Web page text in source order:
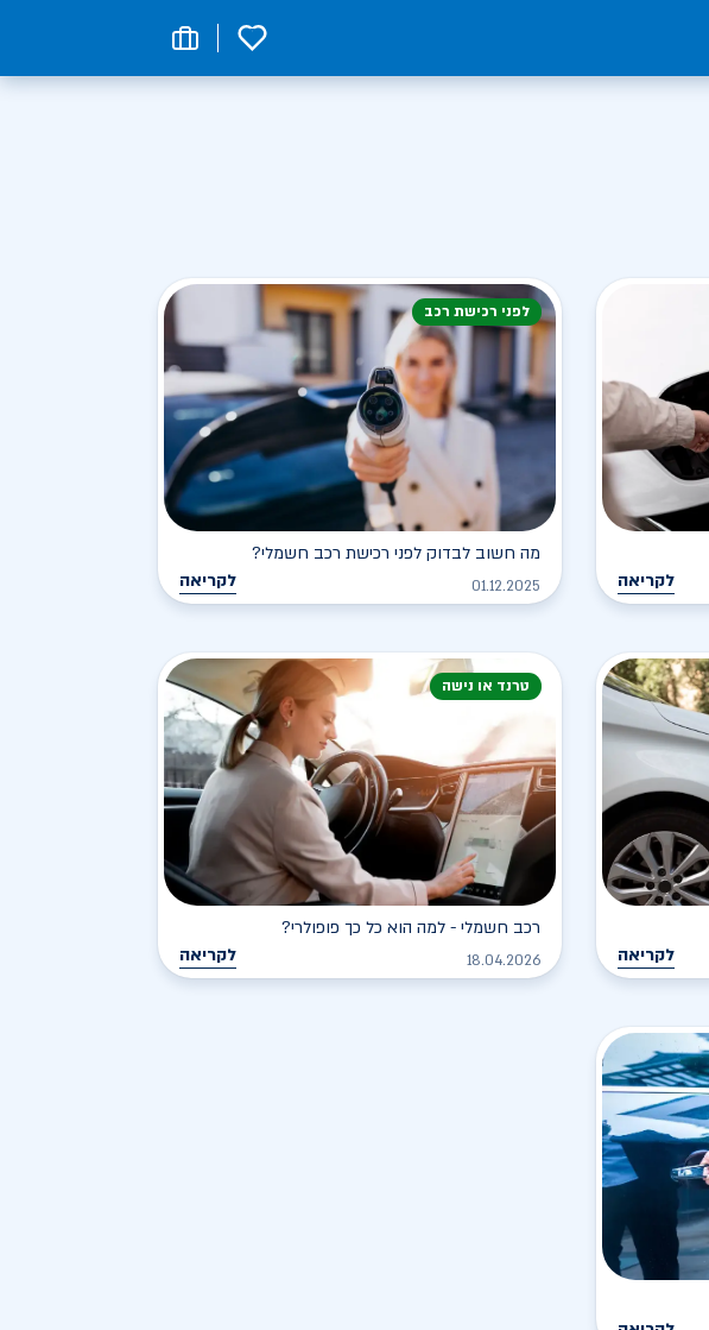
0
לקריאה
לפני רכישת רכב
מה חשוב לבדוק לפני רכישת רכב חשמלי?
01.12.2025 לקריאה
לקריאה
טרנד או נישה
רכב חשמלי - למה הוא כל כך פופולרי?
18.04.2026 לקריאה